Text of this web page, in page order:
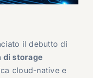
il debutto di
di storage
cloud-native e